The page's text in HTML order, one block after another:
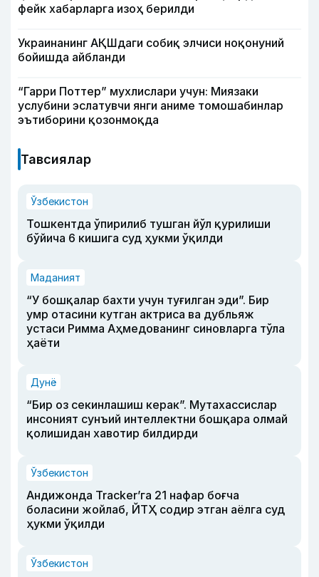
фейк хабарларга изоҳ берилди
Украинанинг АҚШдаги собиқ элчиси ноқонуний
бойишда айбланди
“Гарри Поттер” мухлислари учун: Миязаки
услубини эслатувчи янги аниме томошабинлар
эътиборини қозонмоқда
Тавсиялар
Ўзбекистон
Тошкентда ўпирилиб тушган йўл қурилиши
бўйича 6 кишига суд ҳукми ўқилди
Маданият
“У бошқалар бахти учун туғилган эди”. Бир
умр отасини кутган актриса ва дубльяж
устаси Римма Аҳмедованинг синовларга тўла
ҳаёти
Дунё
“Бир оз секинлашиш керак”. Мутахассислар
инсоният сунъий интеллектни бошқара олмай
қолишидан хавотир билдирди
Ўзбекистон
Андижонда Tracker’га 21 нафар боғча
боласини жойлаб, ЙТҲ содир этган аёлга суд
ҳукми ўқилди
Ўзбекистон